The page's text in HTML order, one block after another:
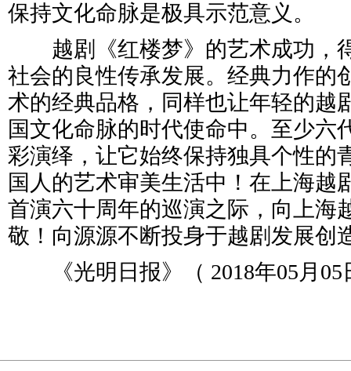
保持文化命脉是极具示范意义。
越剧《红楼梦》的艺术成功，
社会的良性传承发展。经典力作的
术的经典品格，同样也让年轻的越
国文化命脉的时代使命中。至少六
彩演绎，让它始终保持独具个性的
国人的艺术审美生活中！在上海越
首演六十周年的巡演之际，向上海
敬！向源源不断投身于越剧发展创
《光明日报》（ 2018年05月05